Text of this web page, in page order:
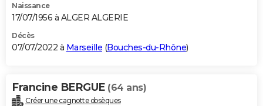
Naissance
17/07/1956 à ALGER ALGERIE
Décès
07/07/2022 à Marseille (Bouches-du-Rhône)
Francine BERGUE (64 ans)
Créer une cagnotte obsèques